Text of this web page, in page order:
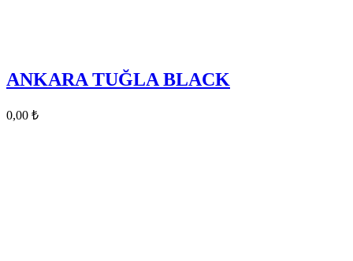
ANKARA TUĞLA BLACK
0,00 ₺